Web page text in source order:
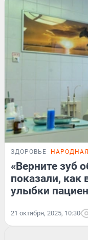
ЗДОРОВЬЕ
«Верните зуб
показали,
улыбки
21 октября, 2025, 10:30